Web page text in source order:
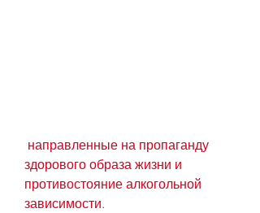
здорового образа жизни и
противостояние алкогольной
зависимости.